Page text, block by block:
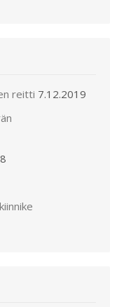
reitti 7.12.2019